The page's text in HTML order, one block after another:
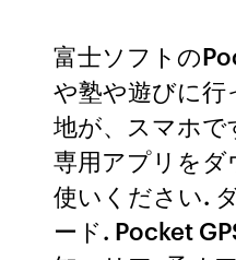
富士ソフトの
や塾や遊びに行
地が、スマホ
専用アプリを
使いください.
ード. Pocket